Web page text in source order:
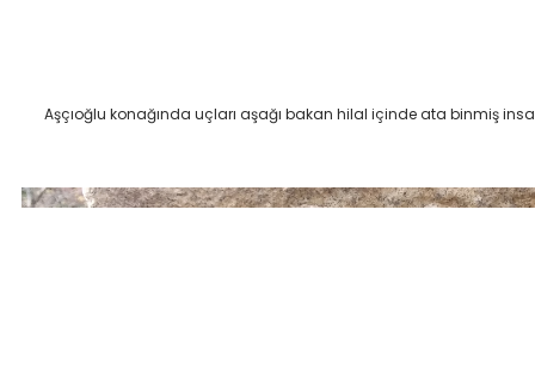
Aşçıoğlu konağında uçları aşağı bakan hilal içinde ata binmiş